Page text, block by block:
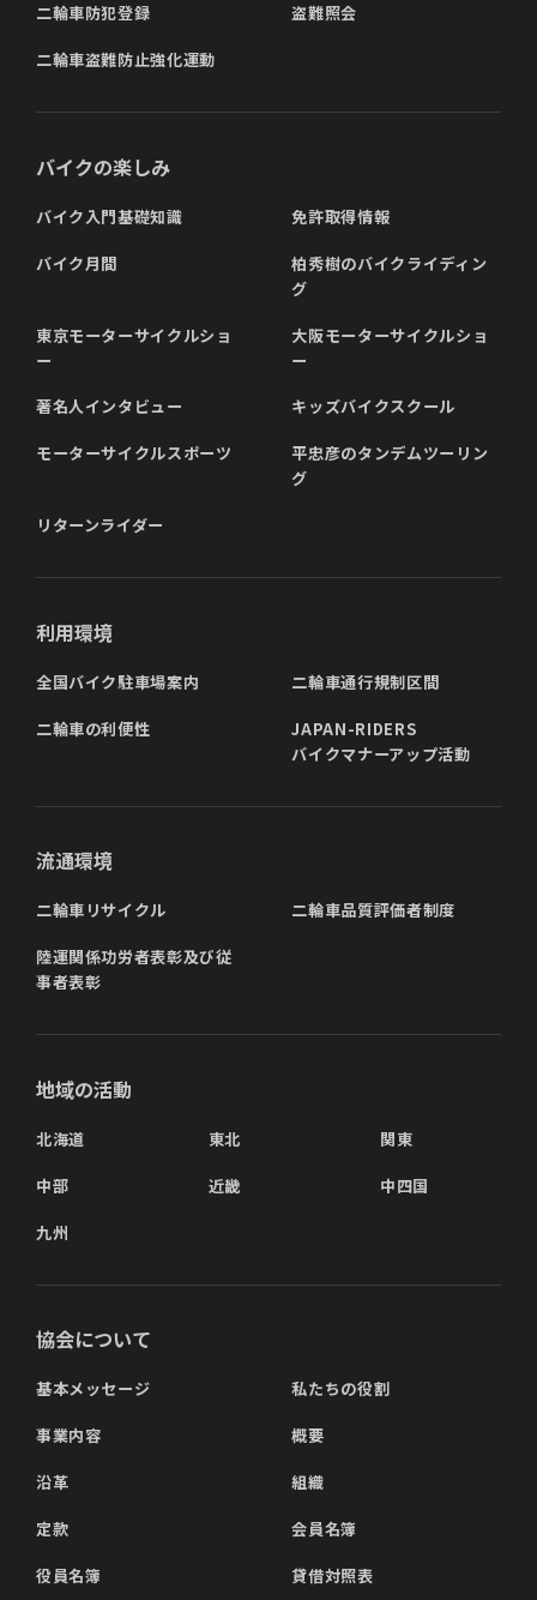
二輪車防犯登録 盗難照会
二輪車盗難防止強化運動
バイクの楽しみ
バイク入門基礎知識 免許取得情報
バイク月間
柏秀樹のバイクライディン
グ
東京モーターサイクルショ
ー
大阪モーターサイクルショ
ー
著名人インタビュー キッズバイクスクール
モーターサイクルスポーツ
平忠彦のタンデムツーリン
グ
リターンライダー
利用環境
全国バイク駐車場案内 二輪車通行規制区間
二輪車の利便性
JAPAN-RIDERS
バイクマナーアップ活動
流通環境
二輪車リサイクル 二輪車品質評価者制度
陸運関係功労者表彰及び従
事者表彰
地域の活動
北海道 東北 関東
中部 近畿 中四国
九州
協会について
基本メッセージ 私たちの役割
事業内容 概要
沿革 組織
定款 会員名簿
役員名簿 貸借対照表